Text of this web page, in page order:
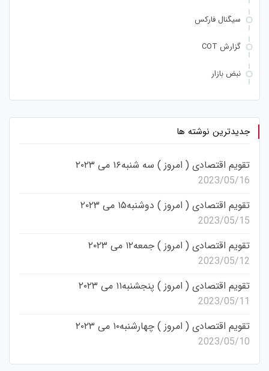
سیگنال فارکس
گزارش COT
نبض بازار
جدیدترین نوشته ها
تقویم اقتصادی ( امروز ) سه شنبه۱۶ می ۲۰۲۳
2023/05/16
تقویم اقتصادی ( امروز ) دوشنبه۱۵ می ۲۰۲۳
2023/05/15
تقویم اقتصادی ( امروز ) جمعه۱۲ می ۲۰۲۳
2023/05/12
تقویم اقتصادی ( امروز ) پنجشنبه۱۱ می ۲۰۲۳
2023/05/11
تقویم اقتصادی ( امروز ) چهارشنبه۱۰ می ۲۰۲۳
2023/05/10